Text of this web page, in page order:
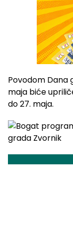
Povodom Dana
maja biće
do 27. maja.